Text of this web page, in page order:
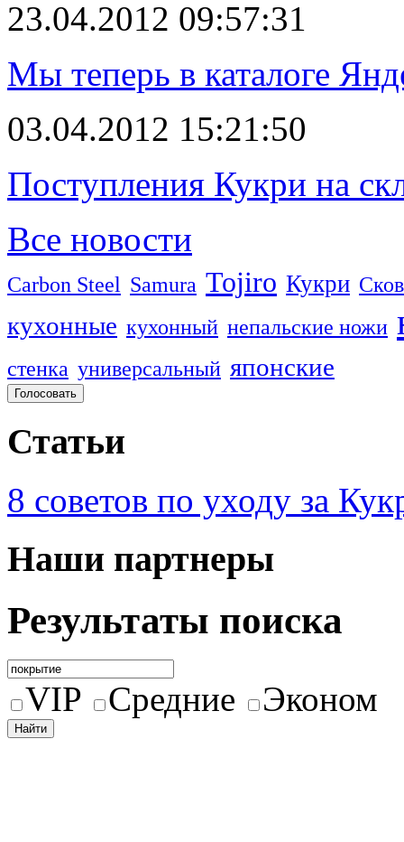
23.04.2012 09:57:31
Мы теперь в каталоге
03.04.2012 15:21:50
Поступления Кукри на
Все новости
Carbon Steel Samura Tojiro Кукри
кухонные кухонный непальские ножи
стенка универсальный японские
Статьи
8 советов по уходу за
Наши партнеры
Результаты поиска
VIP Средние Эконом